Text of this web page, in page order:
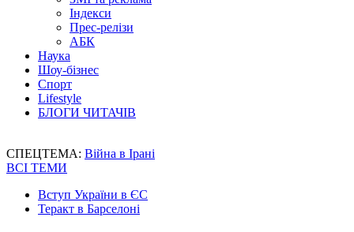
Індекси
Прес-релізи
АБК
Наука
Шоу-бізнес
Спорт
Lifestyle
БЛОГИ ЧИТАЧІВ
СПЕЦТЕМА: Війна в Ірані
ВСІ ТЕМИ
Вступ України в ЄС
Теракт в Барселоні